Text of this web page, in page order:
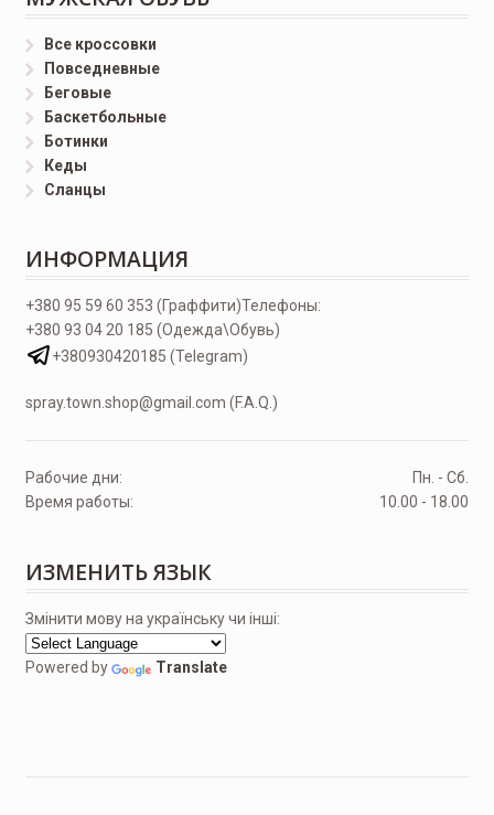
Все кроссовки
Повседневные
Беговые
Баскетбольные
Ботинки
Кеды
Сланцы
ИНФОРМАЦИЯ
Телефоны:
+380 95 59 60 353 (Граффити)
+380 93 04 20 185 (Одежда\Обувь)
+380930420185 (Telegram)
spray.town.shop@gmail.com (F.A.Q.)
Рабочие дни:
Пн. - Сб.
Время работы:
10.00 - 18.00
ИЗМЕНИТЬ ЯЗЫК
Змінити мову на українську чи інші:
Powered by Translate